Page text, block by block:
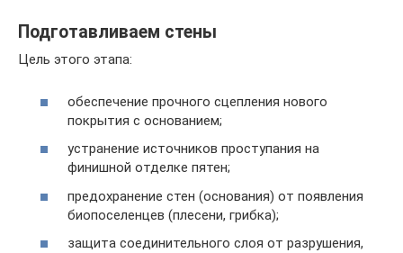
Подготавливаем стены
Цель этого этапа:
обеспечение прочного сцепления нового
покрытия с основанием;
устранение источников проступания на
финишной отделке пятен;
предохранение стен (основания) от появления
биопоселенцев (плесени, грибка);
защита соединительного слоя от разрушения,